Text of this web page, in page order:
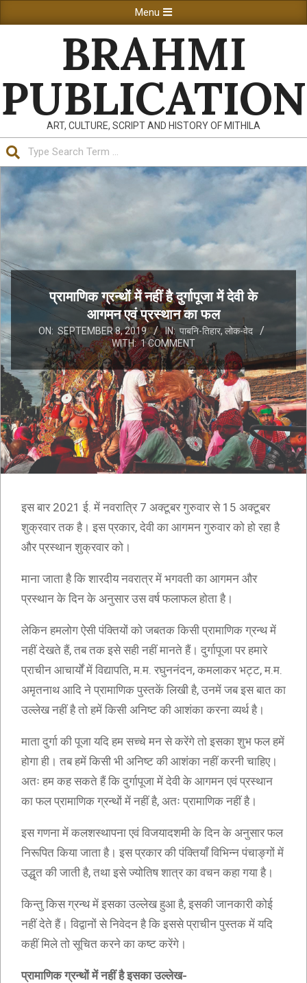
to
Navigation
Menu
BRAHMI
PUBLICATION
ART, CULTURE, SCRIPT AND HISTORY OF MITHILA
प्रामाणिक ग्रन्थों में नहीं है दुर्गापूजा में देवी के
आगमन एवं प्रस्थान का फल
ON: SEPTEMBER 8, 2019 IN: पाबनि-तिहार, लोक-वेद
WITH: 1 COMMENT
इस बार 2021 ई. में नवरात्रि 7 अक्टूबर गुरुवार से 15 अक्टूबर
शुक्रवार तक है। इस प्रकार, देवी का आगमन गुरुवार को हो रहा है
और प्रस्थान शुक्रवार को।
माना जाता है कि शारदीय नवरात्र में भगवती का आगमन और
प्रस्थान के दिन के अनुसार उस वर्ष फलाफल होता है।
लेकिन हमलोग ऐसी पंक्तियों को जबतक किसी प्रामाणिक ग्रन्थ में
नहीं देखते हैं, तब तक इसे सही नहीं मानते हैं। दुर्गापूजा पर हमारे
प्राचीन आचार्यों में विद्यापति, म.म. रघुननंदन, कमलाकर भट्ट, म.म.
अमृतनाथ आदि ने प्रामाणिक पुस्तकें लिखी है, उनमें जब इस बात का
उल्लेख नहीं है तो हमें किसी अनिष्ट की आशंका करना व्यर्थ है।
माता दुर्गा की पूजा यदि हम सच्चे मन से करेंगे तो इसका शुभ फल हमें
होगा ही। तब हमें किसी भी अनिष्ट की आशंका नहीं करनी चाहिए।
अतः हम कह सकते हैं कि दुर्गापूजा में देवी के आगमन एवं प्रस्थान
का फल प्रामाणिक ग्रन्थों में नहीं है, अतः प्रामाणिक नहीं है।
इस गणना में कलशस्थापना एवं विजयादशमी के दिन के अनुसार फल
निरूपित किया जाता है। इस प्रकार की पंक्तियाँ विभिन्न पंचाङ्गों में
उद्धृत की जाती है, तथा इसे ज्योतिष शात्र का वचन कहा गया है।
किन्तु किस ग्रन्थ में इसका उल्लेख हुआ है, इसकी जानकारी कोई
नहीं देते हैं। विद्वानों से निवेदन है कि इससे प्राचीन पुस्तक में यदि
कहीं मिले तो सूचित करने का कष्ट करेंगे।
प्रामाणिक ग्रन्थों में नहीं है इसका उल्लेख-